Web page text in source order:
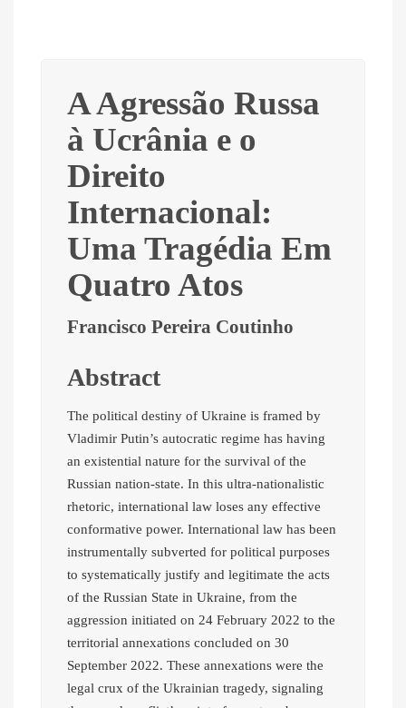
A Agressão Russa
à Ucrânia e o
Direito
Internacional:
Uma Tragédia Em
Quatro Atos
Francisco Pereira Coutinho
Abstract
The political destiny of Ukraine is framed by
Vladimir Putin’s autocratic regime has having
an existential nature for the survival of the
Russian nation-state. In this ultra-nationalistic
rhetoric, international law loses any effective
conformative power. International law has been
instrumentally subverted for political purposes
to systematically justify and legitimate the acts
of the Russian State in Ukraine, from the
aggression initiated on 24 February 2022 to the
territorial annexations concluded on 30
September 2022. These annexations were the
legal crux of the Ukrainian tragedy, signaling